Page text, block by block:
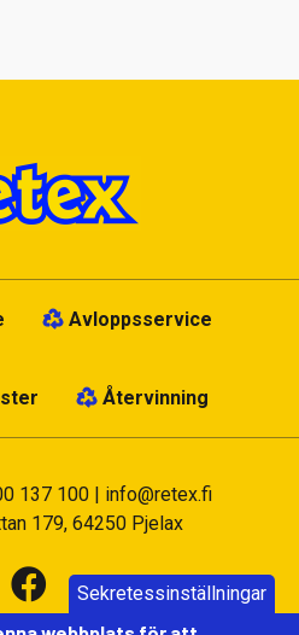
Avloppsservice
Återvinning
137 100| info@retex.fi
179, 64250 Pjelax
Sekretessinställningar